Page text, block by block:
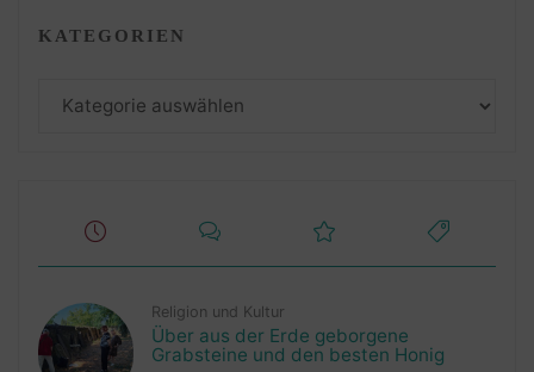
KATEGORIEN
Kategorien
Religion und Kultur
Über aus der Erde geborgene
Grabsteine und den besten Honig